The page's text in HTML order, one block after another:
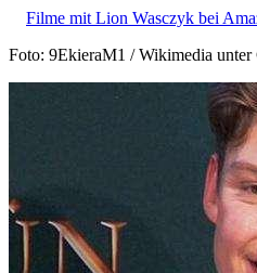
Filme mit Lion Wasczyk bei
Foto: 9EkieraM1 / Wikimedia